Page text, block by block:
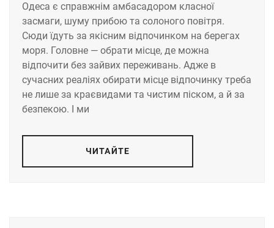
Одеса є справжнім амбасадором класної
засмаги, шуму прибою та солоного повітря.
Сюди їдуть за якісним відпочинком на берегах
моря. Головне — обрати місце, де можна
відпочити без зайвих переживань. Адже в
сучасних реаліях обирати місце відпочинку треба
не лише за краєвидами та чистим піском, а й за
безпекою. І ми
ЧИТАЙТЕ